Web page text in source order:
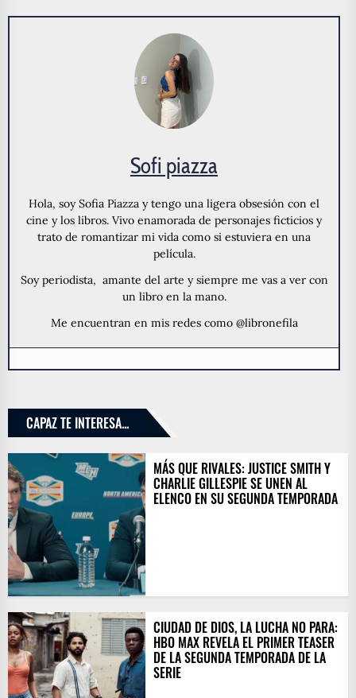
Sofi piazza
Hola, soy Sofia Piazza y tengo una ligera obsesión con el
cine y los libros. Vivo enamorada de personajes ficticios y
trato de romantizar mi vida como si estuviera en una
película.
Soy periodista, amante del arte y siempre me vas a ver con
un libro en la mano.
Me encuentran en mis redes como @libronefila
CAPAZ TE INTERESA...
MÁS QUE RIVALES: JUSTICE SMITH Y
CHARLIE GILLESPIE SE UNEN AL
ELENCO EN SU SEGUNDA TEMPORADA
CIUDAD DE DIOS, LA LUCHA NO PARA:
HBO MAX REVELA EL PRIMER TEASER
DE LA SEGUNDA TEMPORADA DE LA
SERIE